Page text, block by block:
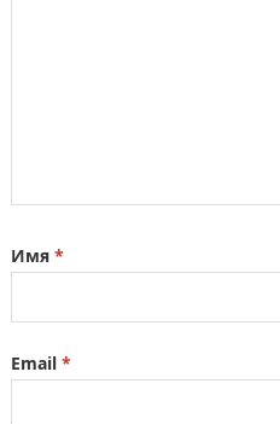
Имя *
Email *